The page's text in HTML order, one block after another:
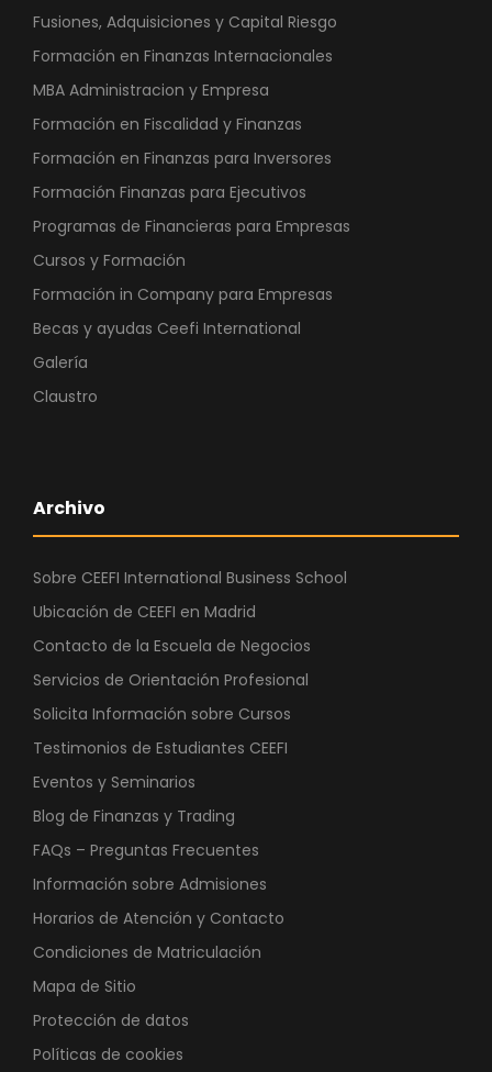
Fusiones, Adquisiciones y Capital Riesgo
Formación en Finanzas Internacionales
MBA Administracion y Empresa
Formación en Fiscalidad y Finanzas
Formación en Finanzas para Inversores
Formación Finanzas para Ejecutivos
Programas de Financieras para Empresas
Cursos y Formación
Formación in Company para Empresas
Becas y ayudas Ceefi International
Galería
Claustro
Archivo
Sobre CEEFI International Business School
Ubicación de CEEFI en Madrid
Contacto de la Escuela de Negocios
Servicios de Orientación Profesional
Solicita Información sobre Cursos
Testimonios de Estudiantes CEEFI
Eventos y Seminarios
Blog de Finanzas y Trading
FAQs – Preguntas Frecuentes
Información sobre Admisiones
Horarios de Atención y Contacto
Condiciones de Matriculación
Mapa de Sitio
Protección de datos
Políticas de cookies